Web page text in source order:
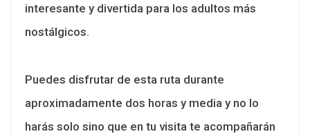
interesante y divertida para los adultos más
nostálgicos.
Puedes disfrutar de esta ruta durante
aproximadamente dos horas y media y no lo
harás solo sino que en tu visita te acompañarán